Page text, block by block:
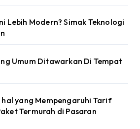
Lebih Modern? Simak Teknologi
Umum Ditawarkan Di Tempat
hal yang Mempengaruhi Tarif
Termurah di Pasaran